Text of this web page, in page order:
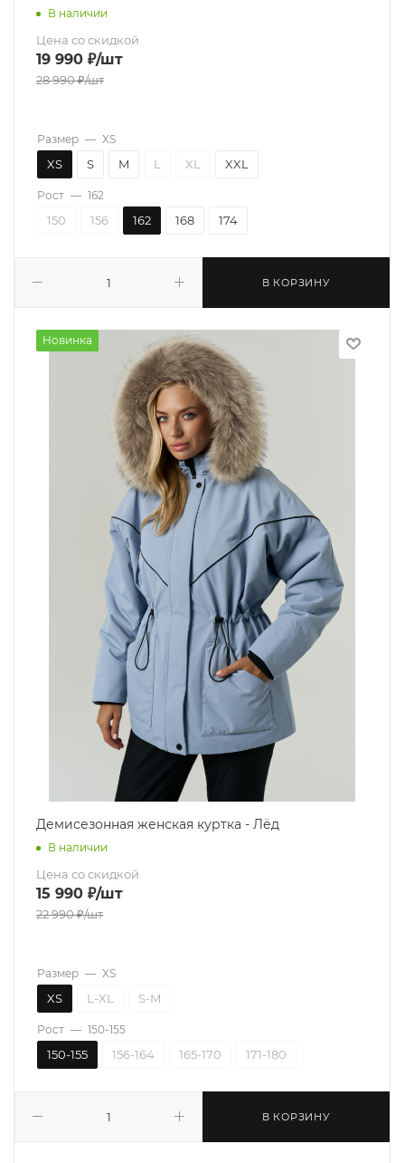
В наличии
Цена со скидкой
19 990 ₽/шт
28 990₽/шт
В КОРЗИНУ
Размер — XS
XS S M L XL XXL
Рост — 162
150 156 162 168 174
Новинка
Демисезонная женская куртка - Лёд
В наличии
Цена со скидкой
15 990 ₽/шт
22 990₽/шт
В КОРЗИНУ
Размер — XS
XS L-XL S-M
Рост — 150-155
150-155 156-164 165-170 171-180